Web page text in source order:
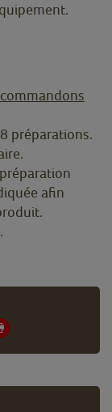
préparations.
afin